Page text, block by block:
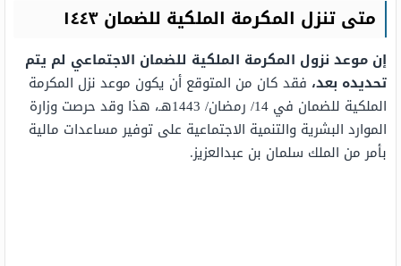
متى تنزل المكرمة الملكية للضمان ١٤٤٣
إن موعد نزول المكرمة الملكية للضمان الاجتماعي لم يتم
تحديده بعد، فقد كان من المتوقع أن يكون موعد نزل المكرمة
الملكية للضمان في 14/ رمضان/ 1443هـ، هذا وقد حرصت وزارة
الموارد البشرية والتنمية الاجتماعية على توفير مساعدات مالية
بأمر من الملك سلمان بن عبدالعزيز.